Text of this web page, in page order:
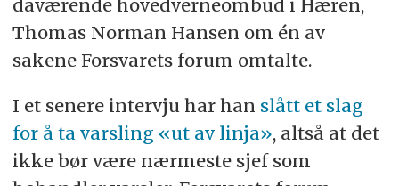
• Ivaretakelsen av og informasjonen til de
involverte partene i varslingssakene har i flere
tilfeller ikke skjedd på en tilstrekkelig god måte.
informasjonsplikten overholdt.
• Forsvaret har hatt for lite fokus på å
gjenopprette arbeidsmiljøet utover den
daværende hovedverneombud i Hæren,
Thomas Norman Hansen om én av
sakene Forsvarets forum omtalte.
I et senere intervju har han slått et slag
for å ta varsling «ut av linja», altså at det
ikke bør være nærmeste sjef som